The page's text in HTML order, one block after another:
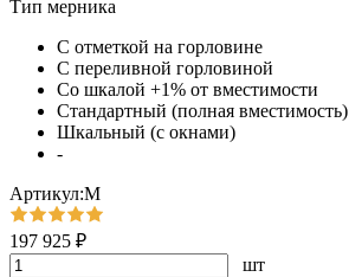
Тип мерника
С отметкой на горловине
С переливной горловиной
Со шкалой +1% от вместимости
Стандартный (полная вместимость)
Шкальный (с окнами)
-
Артикул:М
197 925 ₽
шт